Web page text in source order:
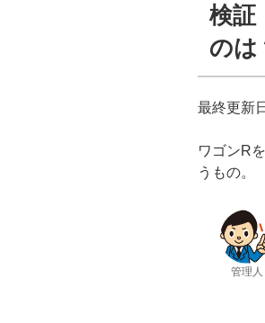
検証
のは
最終更新
ワゴンR
うもの。
管理人